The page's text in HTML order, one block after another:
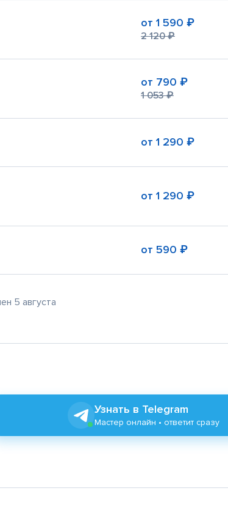
от 1 590 ₽
2 120 ₽
от 790 ₽
1 053 ₽
от 1 290 ₽
от 1 290 ₽
от 590 ₽
5 августа
Узнать в Telegram
Мастер онлайн • ответит сразу